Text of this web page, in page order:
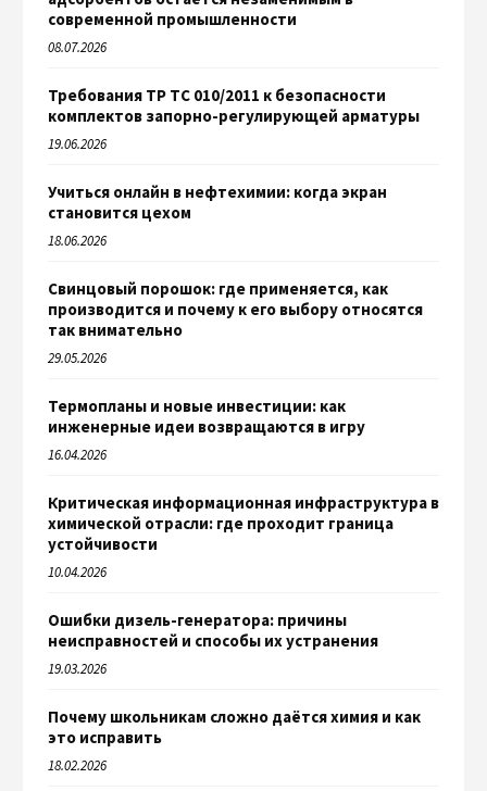
современной промышленности
08.07.2026
Требования ТР ТС 010/2011 к безопасности
комплектов запорно-регулирующей арматуры
19.06.2026
Учиться онлайн в нефтехимии: когда экран
становится цехом
18.06.2026
Свинцовый порошок: где применяется, как
производится и почему к его выбору относятся
так внимательно
29.05.2026
Термопланы и новые инвестиции: как
инженерные идеи возвращаются в игру
16.04.2026
Критическая информационная инфраструктура в
химической отрасли: где проходит граница
устойчивости
10.04.2026
Ошибки дизель-генератора: причины
неисправностей и способы их устранения
19.03.2026
Почему школьникам сложно даётся химия и как
это исправить
18.02.2026